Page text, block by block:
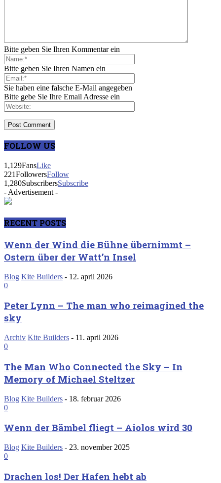
Bitte geben Sie Ihren Kommentar ein
Bitte geben Sie Ihren Namen ein
Sie haben eine falsche E-Mail angegeben
Bitte gebe Sie Ihre Email Adresse ein
FOLLOW US
1,129FansLike
221FollowersFollow
1,280SubscribersSubscribe
- Advertisement -
RECENT POSTS
Wenn der Wind die Bühne übernimmt –
Ostern über der Watt’n Insel
Blog Kite Builders - 12. april 2026
0
Peter Lynn – The man who reimagined the
sky
Archiv Kite Builders - 11. april 2026
0
The Man Who Connected the Sky – In
Memory of Michael Steltzer
Blog Kite Builders - 18. februar 2026
0
Wenn der Bämbel fliegt – Aiolos wird 30
Blog Kite Builders - 23. november 2025
0
Drachen los! Der Hafen hebt ab